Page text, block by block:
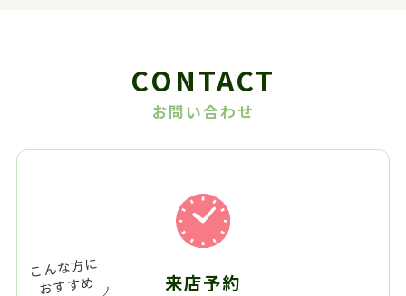
CONTACT
お問い合わせ
来店予約